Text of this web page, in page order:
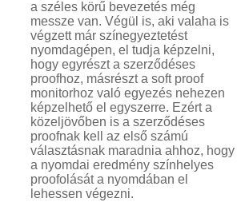
a széles körű bevezetés még
messze van. Végül is, aki valaha is
végzett már színegyeztetést
nyomdagépen, el tudja képzelni,
hogy egyrészt a szerződéses
proofhoz, másrészt a soft proof
monitorhoz való egyezés nehezen
képzelhető el egyszerre. Ezért a
közeljövőben is a szerződéses
proofnak kell az első számú
választásnak maradnia ahhoz, hogy
a nyomdai eredmény színhelyes
proofolását a nyomdában el
lehessen végezni.